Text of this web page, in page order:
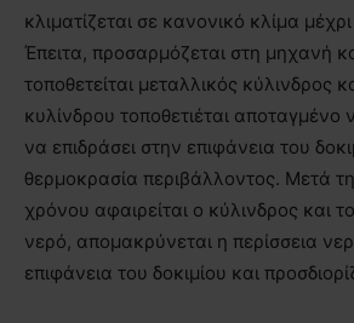
κλιματίζεται σε κανονικό κλίμα
Έπειτα, προσαρμόζεται στη μηχανή
τοποθετείται μεταλλικός κύλινδρος
κυλίνδρου τοποθετιέται αποταγμένο
να επιδράσει στην επιφάνεια του
θερμοκρασία περιβάλλοντος. Μετά
χρόνου αφαιρείται ο κύλινδρος και
νερό, απομακρύνεται η περίσσεια
επιφάνεια του δοκιμίου και